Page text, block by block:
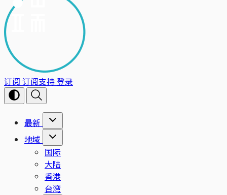
订阅 订阅支持登录
最新
地域
国际
大陆
香港
台湾